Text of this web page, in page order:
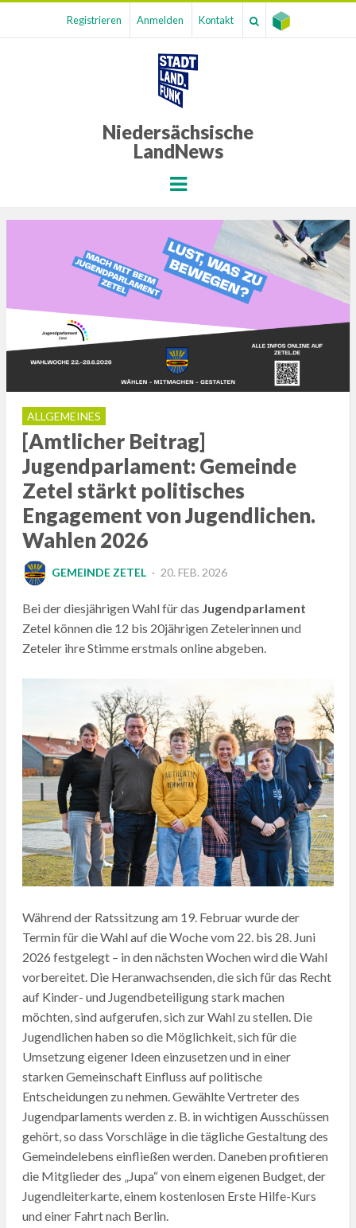
Registrieren Anmelden Kontakt
Niedersächsische
LandNews
Menu
ALLGEMEINES
[Amtlicher Beitrag]
Jugendparlament: Gemeinde
Zetel stärkt politisches
Engagement von Jugendlichen.
Wahlen 2026
GEMEINDE ZETEL
POSTED
20. FEB. 2026
Bei der diesjährigen Wahl für das Jugendparlament
Zetel können die 12 bis 20jährigen Zetelerinnen und
Zeteler ihre Stimme erstmals online abgeben.
Während der Ratssitzung am 19. Februar wurde der
Termin für die Wahl auf die Woche vom 22. bis 28. Juni
2026 festgelegt – in den nächsten Wochen wird die Wahl
vorbereitet. Die Heranwachsenden, die sich für das Recht
auf Kinder- und Jugendbeteiligung stark machen
möchten, sind aufgerufen, sich zur Wahl zu stellen. Die
Jugendlichen haben so die Möglichkeit, sich für die
Umsetzung eigener Ideen einzusetzen und in einer
starken Gemeinschaft Einfluss auf politische
Entscheidungen zu nehmen. Gewählte Vertreter des
Jugendparlaments werden z. B. in wichtigen Ausschüssen
gehört, so dass Vorschläge in die tägliche Gestaltung des
Gemeindelebens einfließen werden. Daneben profitieren
die Mitglieder des „Jupa“ von einem eigenen Budget, der
Jugendleiterkarte, einem kostenlosen Erste Hilfe-Kurs
und einer Fahrt nach Berlin.